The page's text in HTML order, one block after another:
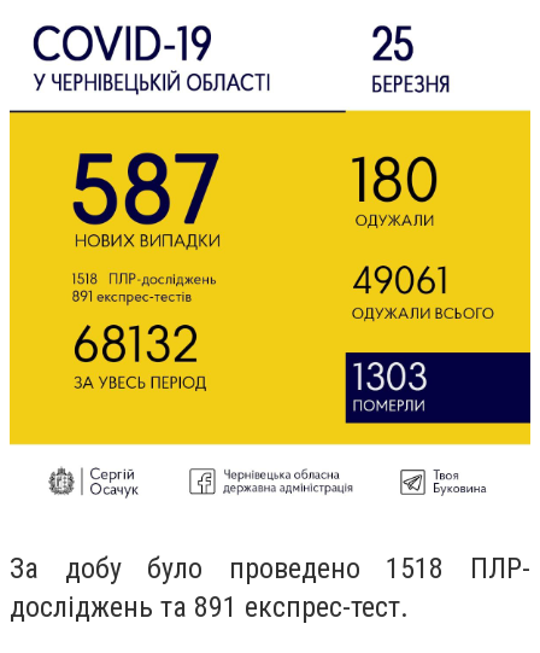
За добу було проведено 1518 ПЛР-
досліджень та 891 експрес-тест.